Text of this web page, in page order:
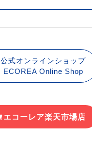
公式オンラインショップ
ECOREA Online Shop
エコーレア楽天市場店